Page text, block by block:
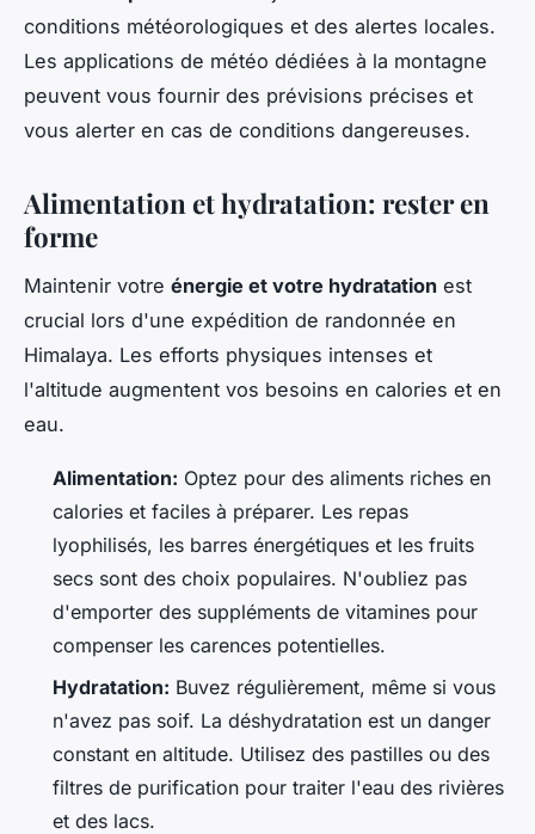
conditions météorologiques et des alertes locales.
Les applications de météo dédiées à la montagne
peuvent vous fournir des prévisions précises et
vous alerter en cas de conditions dangereuses.
Alimentation et hydratation: rester en
forme
Maintenir votre énergie et votre hydratation est
crucial lors d'une expédition de randonnée en
Himalaya. Les efforts physiques intenses et
l'altitude augmentent vos besoins en calories et en
eau.
Alimentation: Optez pour des aliments riches en
calories et faciles à préparer. Les repas
lyophilisés, les barres énergétiques et les fruits
secs sont des choix populaires. N'oubliez pas
d'emporter des suppléments de vitamines pour
compenser les carences potentielles.
Hydratation: Buvez régulièrement, même si vous
n'avez pas soif. La déshydratation est un danger
constant en altitude. Utilisez des pastilles ou des
filtres de purification pour traiter l'eau des rivières
et des lacs.